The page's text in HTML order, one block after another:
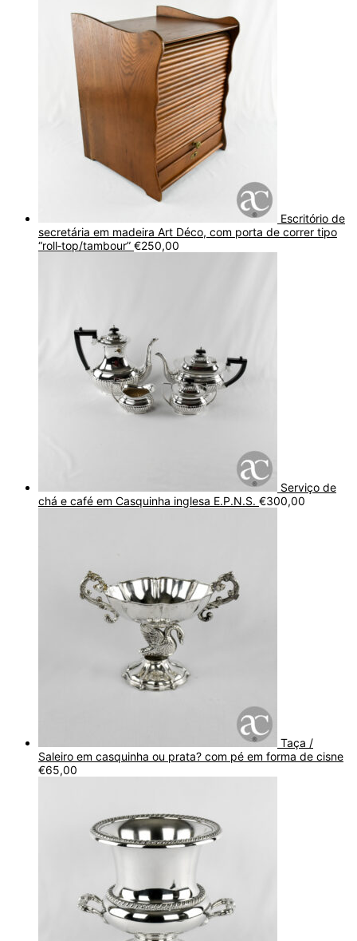
Escritório de
secretária em madeira Art Déco, com porta de correr tipo
“roll‑top/tambour” €250,00
Serviço de
chá e café em Casquinha inglesa E.P.N.S. €300,00
Taça /
Saleiro em casquinha ou prata? com pé em forma de cisne
€65,00